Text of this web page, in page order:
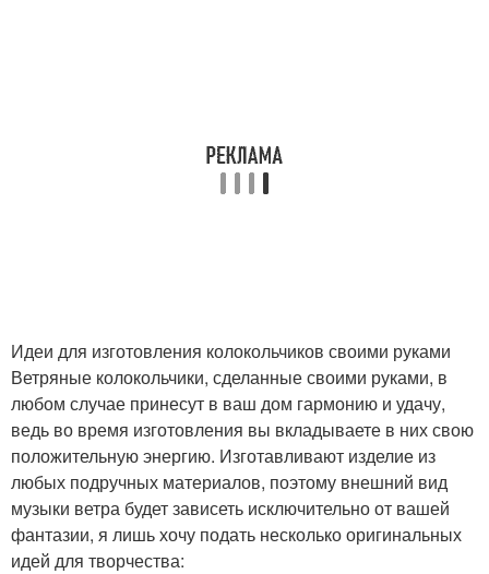
Идеи для изготовления колокольчиков своими руками
Ветряные колокольчики, сделанные своими руками, в
любом случае принесут в ваш дом гармонию и удачу,
ведь во время изготовления вы вкладываете в них свою
положительную энергию. Изготавливают изделие из
любых подручных материалов, поэтому внешний вид
музыки ветра будет зависеть исключительно от вашей
фантазии, я лишь хочу подать несколько оригинальных
идей для творчества: